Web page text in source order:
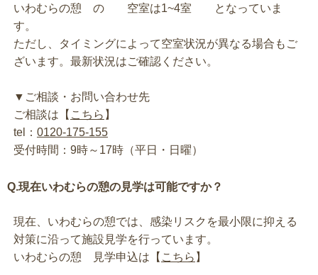
いわむらの憩 の 空室は1~4室 となっていま
す。
ただし、タイミングによって空室状況が異なる場合もご
ざいます。最新状況はご確認ください。
▼ご相談・お問い合わせ先
ご相談は【 こちら 】
tel： 0120-175-155
受付時間：9時～17時（平日・日曜）
Q.現在いわむらの憩の見学は可能ですか？
現在、いわむらの憩では、感染リスクを最小限に抑える
対策に沿って施設見学を行っています。
いわむらの憩 見学申込は【 こちら 】